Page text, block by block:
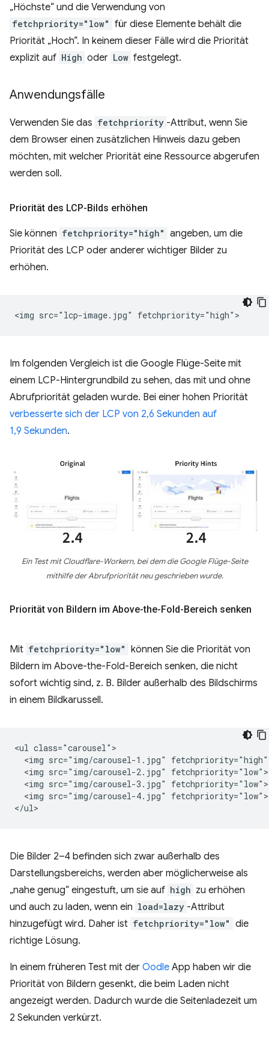
„Höchste“ und die Verwendung von
fetchpriority="low" für diese Elemente behält die
Priorität „Hoch“. In keinem dieser Fälle wird die Priorität
explizit auf High oder Low festgelegt.
Anwendungsfälle
Verwenden Sie das fetchpriority -Attribut, wenn Sie
dem Browser einen zusätzlichen Hinweis dazu geben
möchten, mit welcher Priorität eine Ressource abgerufen
werden soll.
Priorität des LCP-Bilds erhöhen
Sie können fetchpriority="high" angeben, um die
Priorität des LCP oder anderer wichtiger Bilder zu
erhöhen.
Im folgenden Vergleich ist die Google Flüge-Seite mit
einem LCP-Hintergrundbild zu sehen, das mit und ohne
Abrufpriorität geladen wurde. Bei einer hohen Priorität
verbesserte sich der LCP von 2,6 Sekunden auf
1,9 Sekunden.
Ein Test mit Cloudflare-Workern, bei dem die Google Flüge-Seite
mithilfe der Abrufpriorität neu geschrieben wurde.
Priorität von Bildern im Above-the-Fold-Bereich senken
Mit fetchpriority="low" können Sie die Priorität von
Bildern im Above-the-Fold-Bereich senken, die nicht
sofort wichtig sind, z. B. Bilder außerhalb des Bildschirms
in einem Bildkarussell.
<ul class="carousel">
<img src="img/carousel-1.jpg"
  <img src="img/carousel-2.jpg" fetchpriority="low">
  <img src="img/carousel-3.jpg" fetchpriority="low">
  <img src="img/carousel-4.jpg" fetchpriority="low">
Die Bilder 2–4 befinden sich zwar außerhalb des
Darstellungsbereichs, werden aber möglicherweise als
„nahe genug“ eingestuft, um sie auf high zu erhöhen
und auch zu laden, wenn ein load=lazy -Attribut
hinzugefügt wird. Daher ist fetchpriority="low" die
richtige Lösung.
In einem früheren Test mit der Oodle App haben wir die
Priorität von Bildern gesenkt, die beim Laden nicht
angezeigt werden. Dadurch wurde die Seitenladezeit um
2 Sekunden verkürzt.